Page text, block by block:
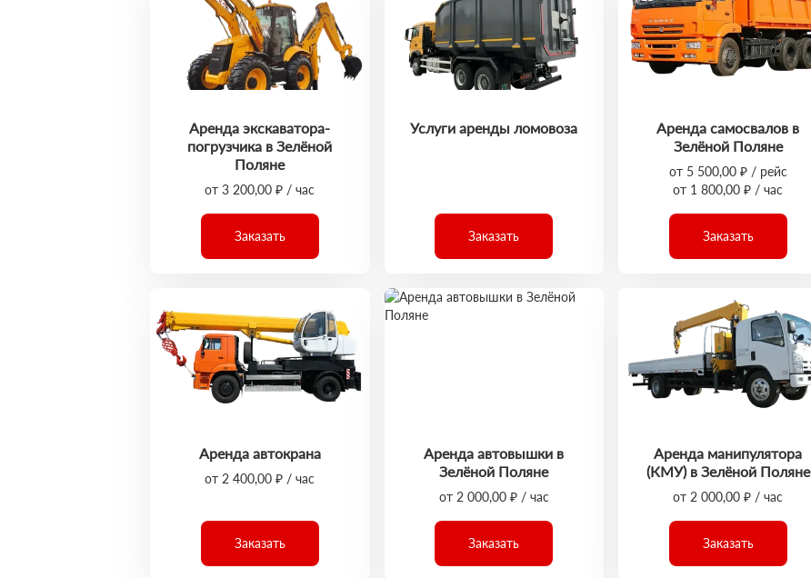
Аренда экскаватора-
погрузчика в Зелёной
Поляне
от 3 200,00 ₽ / час
Заказать
Услуги аренды ломовоза
Заказать
Аренда самосвалов в
Зелёной Поляне
от 5 500,00 ₽ / рейс
от 1 800,00 ₽ / час
Заказать
Аренда автокрана
от 2 400,00 ₽ / час
Заказать
Аренда автовышки в
Зелёной Поляне
от 2 000,00 ₽ / час
Заказать
Аренда манипулятора
(КМУ) в Зелёной Поляне
от 2 000,00 ₽ / час
Заказать